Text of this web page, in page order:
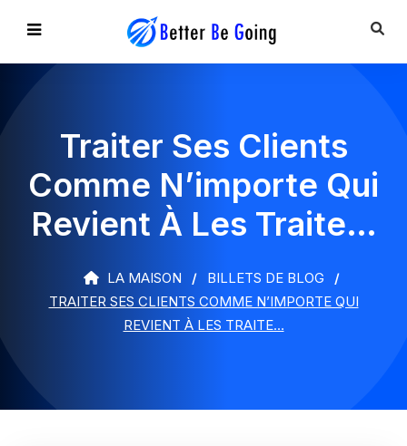
Traiter Ses Clients
Comme N’importe Qui
Revient À Les Traite…
LA MAISON
BILLETS DE BLOG
TRAITER SES CLIENTS COMME N’IMPORTE QUI
REVIENT À LES TRAITE…